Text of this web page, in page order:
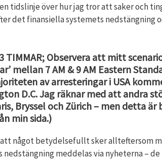
tidslinje över hur jag tror att saker och
det finansiella systemets nedstängning
3 TIMMAR; Observera att mitt
mellan 7 AM & 9 AM Eastern
av arresteringar i USA
D.C. Jag räknar med att andra
Bryssel och Zürich – men detta är
min sida.)
något betydelsefullt sker allteftersom
nedstängning meddelas via nyheterna –